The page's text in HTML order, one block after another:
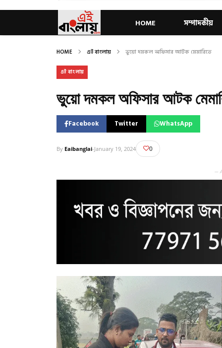
HOME সম্পাদকীয়
HOME এই বাংলায় ভুয়ো দমকল অফিসার আটক মেমারিতে
এই বাংলায়
ভুয়ো দমকল অফিসার আটক
Facebook Twitter WhatsApp
By Eaibanglai-January 19, 2024 0
—